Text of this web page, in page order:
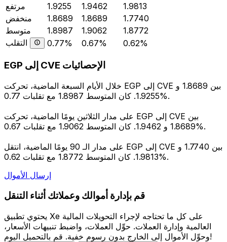
مرتفع
1.9255 1.9462
1.9813
منخفض
1.8689 1.8689
1.7740
متوسط
1.8987 1.9062
1.8772
التقلب
0.77% 0.67% 0.62%
EGP إلى CVE الإحصائيات
خلال الأيام السبعة الماضية، تحركت EGP إلى CVE بين 1.8689 و
1.9255. كان المتوسط 1.8987 مع تقلبات 0.77%.
على مدار الثلاثين يومًا الماضية، تحركت EGP إلى CVE بين
1.8689 و 1.9462. كان المتوسط 1.9062 مع تقلبات 0.67%.
على مدار الـ 90 يومًا الماضية، انتقل EGP إلى CVE بين 1.7740 و
1.9813. كان المتوسط 1.8772 مع تقلبات 0.62%.
إرسال الأموال
قم بإدارة أموالك وعملاتك أثناء التنقل
يحتوي تطبيق Xe على كل ما تحتاجه لإجراء التحويلات المالية
العالمية وإدارة العملات. حوِّل العملات، واضبط تنبيهات الأسعار،
وحوِّل الأموال إلى الخارج بدون رسوم خفية. قم بالتحميل اليوم!